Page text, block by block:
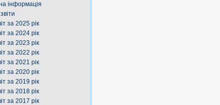
інформація
за 2025 рік
за 2024 рік
за 2023 рік
за 2022 рік
за 2021 рік
за 2020 рік
за 2019 рік
за 2018 рік
за 2017 рік